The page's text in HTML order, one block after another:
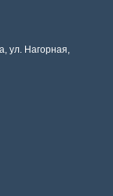
ул. Нагорная,